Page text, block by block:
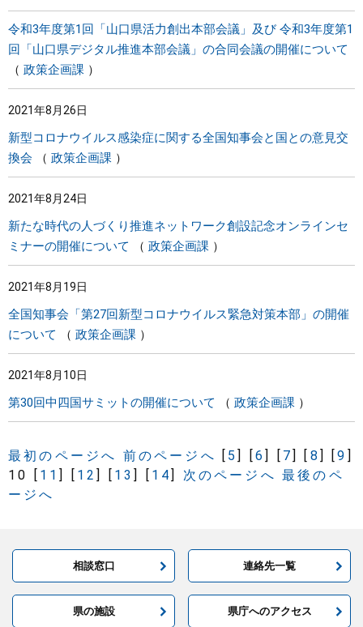
令和3年度第1回「山口県活力創出本部会議」及び 令和3年度第1
回「山口県デジタル推進本部会議」の合同会議の開催について
政策企画課
2021年8月26日
新型コロナウイルス感染症に関する全国知事会と国との意見交
換会
政策企画課
2021年8月24日
新たな時代の人づくり推進ネットワーク創設記念オンラインセ
ミナーの開催について
政策企画課
2021年8月19日
全国知事会「第27回新型コロナウイルス緊急対策本部」の開催
について
政策企画課
2021年8月10日
第30回中四国サミットの開催について 政策企画課
最初のページへ 前のページへ [ 5] [6] [ 7] [ 8] [9 ]
10
[ 11] [ 12] [ 13] [ 14] 次のページへ 最後のペ
ージへ
相談窓口 連絡先一覧
県の施設 県庁へのアクセス